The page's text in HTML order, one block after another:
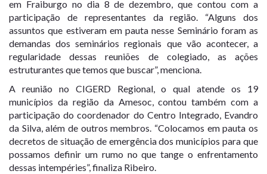
em Fraiburgo no dia 8 de dezembro, que contou com a
participação de representantes da região. “Alguns dos
assuntos que estiveram em pauta nesse Seminário foram as
demandas dos seminários regionais que vão acontecer, a
regularidade dessas reuniões de colegiado, as ações
estruturantes que temos que buscar”, menciona.
A reunião no CIGERD Regional, o qual atende os 19
municípios da região da Amesoc, contou também com a
participação do coordenador do Centro Integrado, Evandro
da Silva, além de outros membros. “Colocamos em pauta os
decretos de situação de emergência dos municípios para que
possamos definir um rumo no que tange o enfrentamento
dessas intempéries”, finaliza Ribeiro.